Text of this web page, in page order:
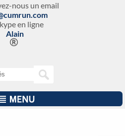
nous un email
en ligne
Alain
